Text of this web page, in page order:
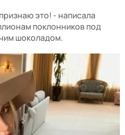
это! - написала
поклонников под
шоколадом.